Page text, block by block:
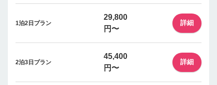
1泊2日プラン
29,800
円〜
詳細
2泊3日プラン
45,400
円〜
詳細